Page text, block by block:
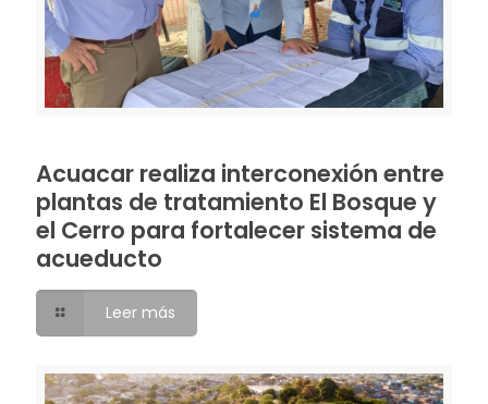
Acuacar realiza interconexión entre
plantas de tratamiento El Bosque y
el Cerro para fortalecer sistema de
acueducto
Leer más